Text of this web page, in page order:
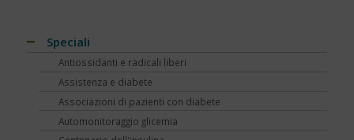
Speciali
Antiossidanti e radicali liberi
Assistenza e diabete
Associazioni di pazienti con diabete
Automonitoraggio glicemia